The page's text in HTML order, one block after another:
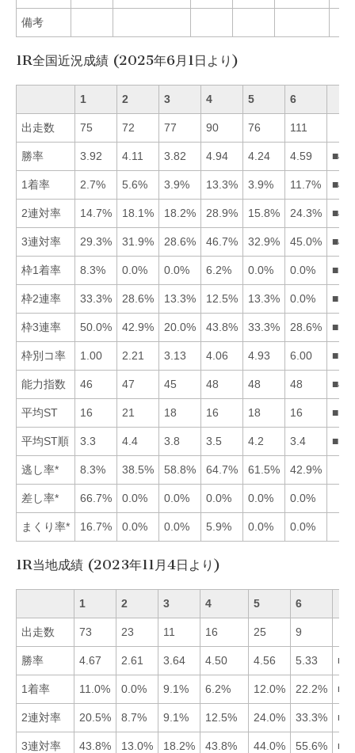
備考
1R全国近況成績 (2025年6月1日より)
1 2 3 4 5 6
出走数 75 72 77 90 76 111
勝率 3.92 4.11 3.82 4.94 4.24 4.59
1着率 2.7% 5.6% 3.9% 13.3% 3.9% 11.7%
2連対率 14.7% 18.1% 18.2% 28.9% 15.8% 24.3%
3連対率 29.3% 31.9% 28.6% 46.7% 32.9% 45.0%
枠1着率 8.3% 0.0% 0.0% 6.2% 0.0% 0.0%
枠2連率 33.3% 28.6% 13.3% 12.5% 13.3% 0.0%
枠3連率 50.0% 42.9% 20.0% 43.8% 33.3% 28.6%
枠別コ率 1.00 2.21 3.13 4.06 4.93 6.00
能力指数 46 47 45 48 48 48
平均ST 16 21 18 16 18 16
平均ST順 3.3 4.4 3.8 3.5 4.2 3.4
逃し率* 8.3% 38.5% 58.8% 64.7% 61.5% 42.9%
差し率* 66.7% 0.0% 0.0% 0.0% 0.0% 0.0%
まくり率* 16.7% 0.0% 0.0% 5.9% 0.0% 0.0%
1R当地成績 (2023年11月4日より)
1 2 3 4 5 6
出走数 73 23 11 16 25 9
勝率 4.67 2.61 3.64 4.50 4.56 5.33
1着率 11.0% 0.0% 9.1% 6.2% 12.0% 22.2%
2連対率 20.5% 8.7% 9.1% 12.5% 24.0% 33.3%
3連対率 43.8% 13.0% 18.2% 43.8% 44.0% 55.6%